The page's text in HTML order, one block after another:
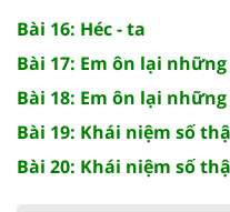
Bài 16: Héc - ta
Bài 17: Em ôn lại
Bài 18: Em ôn lại
Bài 19: Khái niệm số
Bài 20: Khái niệm số